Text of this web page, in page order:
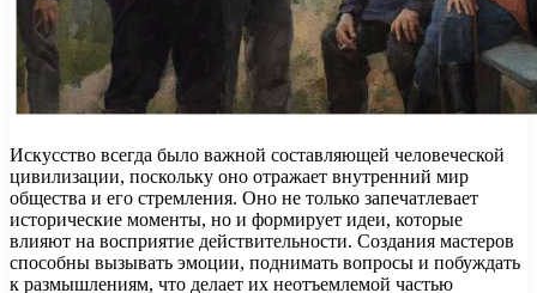
Искусство всегда было важной составляющей человеческой
цивилизации, поскольку оно отражает внутренний мир
общества и его стремления. Оно не только запечатлевает
исторические моменты, но и формирует идеи, которые
влияют на восприятие действительности. Создания мастеров
способны вызывать эмоции, поднимать вопросы и побуждать
к размышлениям, что делает их неотъемлемой частью